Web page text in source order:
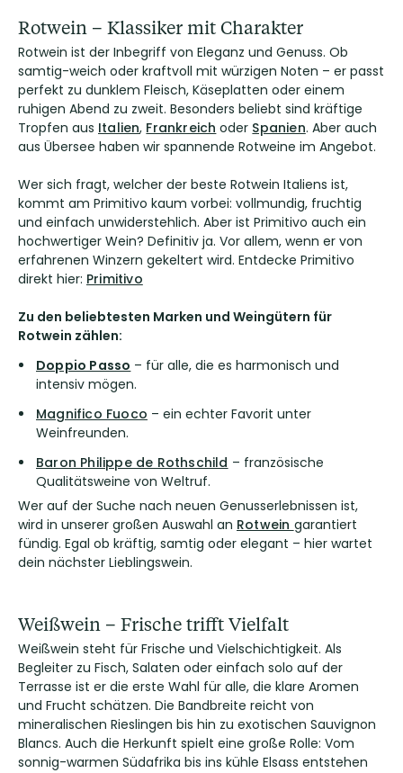
Rotwein – Klassiker mit Charakter
Rotwein ist der Inbegriff von Eleganz und Genuss. Ob
samtig-weich oder kraftvoll mit würzigen Noten – er passt
perfekt zu dunklem Fleisch, Käseplatten oder einem
ruhigen Abend zu zweit. Besonders beliebt sind kräftige
Tropfen aus Italien, Frankreich oder Spanien. Aber auch
aus Übersee haben wir spannende Rotweine im Angebot.
Wer sich fragt, welcher der beste Rotwein Italiens ist,
kommt am Primitivo kaum vorbei: vollmundig, fruchtig
und einfach unwiderstehlich. Aber ist Primitivo auch ein
hochwertiger Wein? Definitiv ja. Vor allem, wenn er von
erfahrenen Winzern gekeltert wird. Entdecke Primitivo
direkt hier: Primitivo
Zu den beliebtesten Marken und Weingütern für
Rotwein zählen:
Doppio Passo – für alle, die es harmonisch und
intensiv mögen.
Magnifico Fuoco – ein echter Favorit unter
Weinfreunden.
Baron Philippe de Rothschild – französische
Qualitätsweine von Weltruf.
Wer auf der Suche nach neuen Genusserlebnissen ist,
wird in unserer großen Auswahl an Rotwein garantiert
fündig. Egal ob kräftig, samtig oder elegant – hier wartet
dein nächster Lieblingswein.
Weißwein – Frische trifft Vielfalt
Weißwein steht für Frische und Vielschichtigkeit. Als
Begleiter zu Fisch, Salaten oder einfach solo auf der
Terrasse ist er die erste Wahl für alle, die klare Aromen
und Frucht schätzen. Die Bandbreite reicht von
mineralischen Rieslingen bis hin zu exotischen Sauvignon
Blancs. Auch die Herkunft spielt eine große Rolle: Vom
sonnig-warmen Südafrika bis ins kühle Elsass entstehen